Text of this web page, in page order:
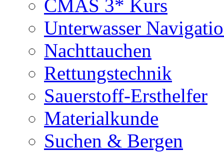
CMAS 3* Kurs
Unterwasser
Nachttauchen
Rettungstechnik
Sauerstoff-Ersthelfer
Materialkunde
Suchen & Bergen